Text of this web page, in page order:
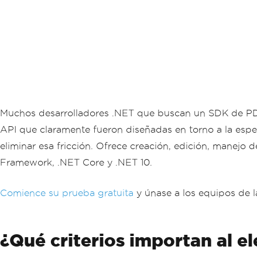
Muchos desarrolladores .NET que buscan un SDK de
API que claramente fueron diseñadas en torno a la
eliminar esa fricción. Ofrece creación, edición, manejo
Framework, .NET Core y .NET 10.
Comience su prueba gratuita y únase a los equipos de
¿Qué criterios importan al